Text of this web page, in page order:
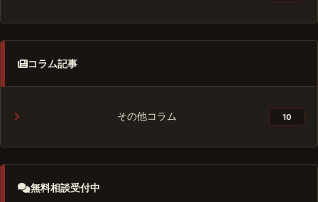
コラム記事
その他コラム 10
無料相談受付中